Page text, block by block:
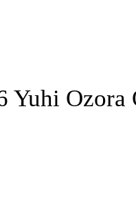
Yuhi